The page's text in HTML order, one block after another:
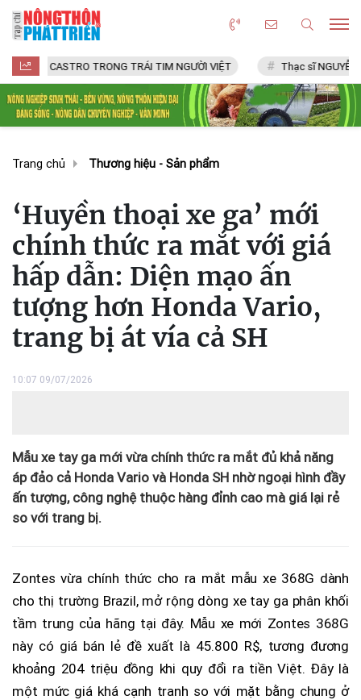
TRONG TRÁI TIM NGƯỜI VIỆT Thạc sĩ NGUYỄN VĂN CHÍ
Trang chủ Thương hiệu - Sản phẩm
‘Huyền thoại xe ga’ mới
chính thức ra mắt với giá
hấp dẫn: Diện mạo ấn
tượng hơn Honda Vario,
trang bị át vía cả SH
10:07 09/07/2026
Mẫu xe tay ga mới vừa chính thức ra mắt đủ khả năng
áp đảo cả Honda Vario và Honda SH nhờ ngoại hình đầy
ấn tượng, công nghệ thuộc hàng đỉnh cao mà giá lại rẻ
so với trang bị.
Zontes vừa chính thức cho ra mắt mẫu xe 368G dành
cho thị trường Brazil, mở rộng dòng xe tay ga phân khối
tầm trung của hãng tại đây. Mẫu xe mới Zontes 368G
này có giá bán lẻ đề xuất là 45.800 R$, tương đương
khoảng 204 triệu đồng khi quy đổi ra tiền Việt. Đây là
một mức giá khá cạnh tranh so với mặt bằng chung ở